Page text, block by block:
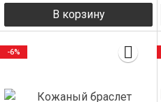
В корзину
-6%